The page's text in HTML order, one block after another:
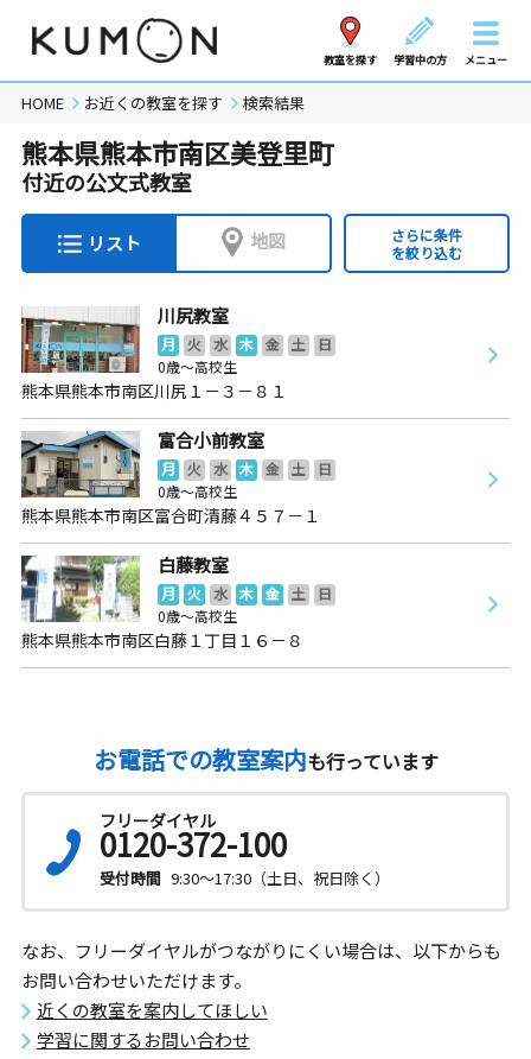
教室を探す 学習中の方 メニュー
HOME お近くの教室を探す 検索結果
熊本県熊本市南区美登里町
付近の公文式教室
リスト 地図
さらに条件
を絞り込む
川尻教室
月 火 水 木 金 土
日
0歳～高校生
熊本県熊本市南区川尻１－３－８１
富合小前教室
月 火 水 木 金 土
日
0歳～高校生
熊本県熊本市南区富合町清藤４５７－１
白藤教室
月 火 水 木 金 土
日
0歳～高校生
熊本県熊本市南区白藤１丁目１６－８
お電話での教室案内も行っています
フリーダイヤル
0120-372-100
受付時間 9:30～17:30（土日、祝日除く）
なお、フリーダイヤルがつながりにくい場合は、以下からも
お問い合わせいただけます。
近くの教室を案内してほしい
学習に関するお問い合わせ